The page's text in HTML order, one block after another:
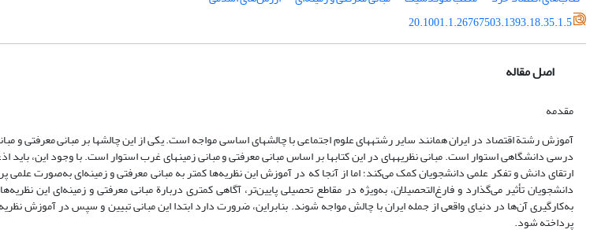
20.1001.1.26767503.1393.18.35.1.5
اصل مقاله
مقدمه
آموزش رشتة اقتصاد در ایران همانند سایر رشته­های علوم اجتماعی با چالش­های اساسی مواجه است. یکی از این چالش­ها بر مبانی معرفتی و
درسی دانشگاهی استوار است. مبانی نظریه­های در این کتاب­ها بر اساس مبانی معرفتی و مبانی زمینه­ای غرب استوار است. با وجود این،
ارتقای دانش و تفکر علمی دانشجویان کمک می‌کند؛ اما از آنجا که در آموزش این نظریه‌ها کمتر به مبانی معرفتی و زمینه‌ای به‌صورت علمی
دانشجویان تأثیر می‌گذارد و فارغ‌التحصیلان، به‌ویژه در مقاطع تحصیلی پایین‌تر، آگاهی کمتری دربارة مبانی معرفتی و زمینه‌ای این
به‌کارگیری آن‌ها در دنیای واقعی از جمله ایران با چالش مواجه شوند. بنابراین، ضرورت دارد ابتدا این مبانی تبیین و سپس در آموزش
پرداخته شود.